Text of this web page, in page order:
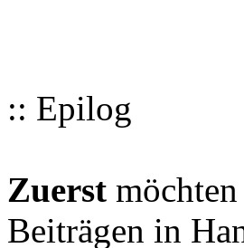
:: Epilog
Zuerst
Beiträgen in